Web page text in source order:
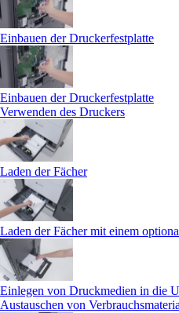
Einbauen der Druckerfestplatte
Einbauen der Druckerfestplatte
Verwenden des Druckers
Laden der Fächer
Laden der Fächer mit einem
Einlegen von Druckmedien in die
Austauschen von